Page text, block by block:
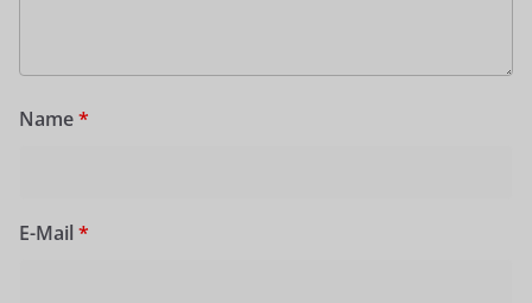
Name*
E-Mail *